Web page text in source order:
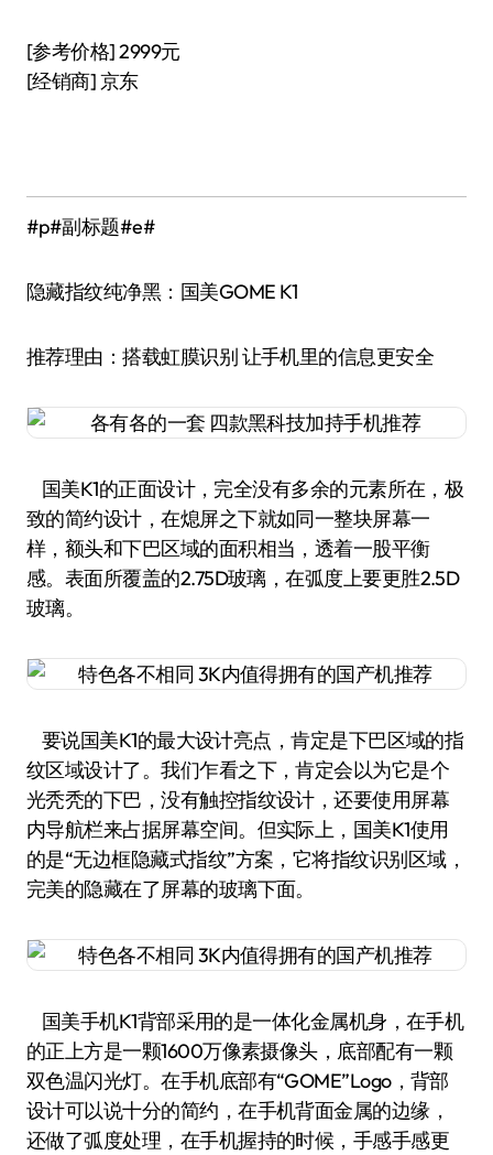
[参考价格] 2999元
[经销商] 京东
#p#副标题#e#
隐藏指纹纯净黑：国美GOME K1
推荐理由：搭载虹膜识别 让手机里的信息更安全
国美K1的正面设计，完全没有多余的元素所在，极
致的简约设计，在熄屏之下就如同一整块屏幕一
样，额头和下巴区域的面积相当，透着一股平衡
感。表面所覆盖的2.75D玻璃，在弧度上要更胜2.5D
玻璃。
要说国美K1的最大设计亮点，肯定是下巴区域的指
纹区域设计了。我们乍看之下，肯定会以为它是个
光秃秃的下巴，没有触控指纹设计，还要使用屏幕
内导航栏来占据屏幕空间。但实际上，国美K1使用
的是“无边框隐藏式指纹”方案，它将指纹识别区域，
完美的隐藏在了屏幕的玻璃下面。
国美手机K1背部采用的是一体化金属机身，在手机
的正上方是一颗1600万像素摄像头，底部配有一颗
双色温闪光灯。在手机底部有“GOME”Logo，背部
设计可以说十分的简约，在手机背面金属的边缘，
还做了弧度处理，在手机握持的时候，手感手感更